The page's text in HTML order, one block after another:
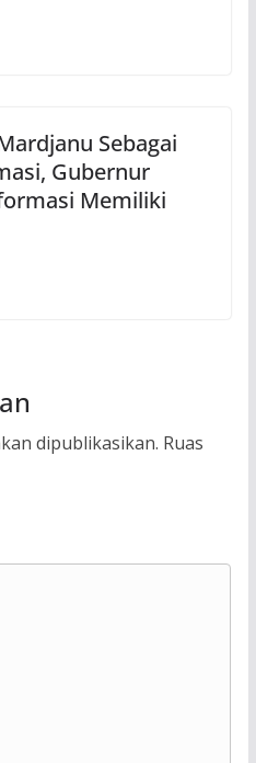
Sebagai
Gubernur
Memiliki
dipublikasikan. Ruas